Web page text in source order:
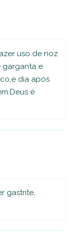
uso de noz
garganta e
dia após
é
gastrite,